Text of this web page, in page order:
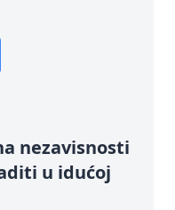
nezavisnosti
u idućoj